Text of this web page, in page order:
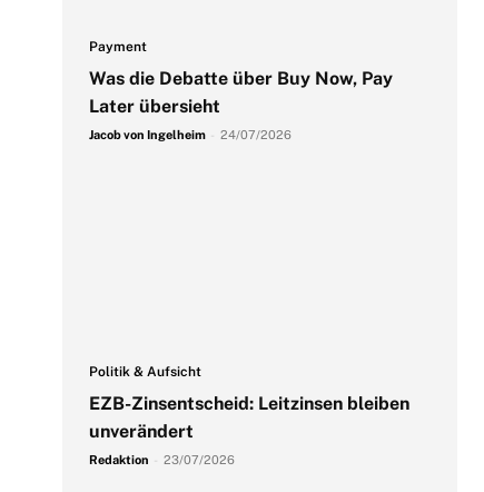
Payment
Was die Debatte über Buy Now, Pay
Later übersieht
Jacob von Ingelheim 24/07/2026
Politik & Aufsicht
EZB-Zinsentscheid: Leitzinsen bleiben
unverändert
Redaktion 23/07/2026